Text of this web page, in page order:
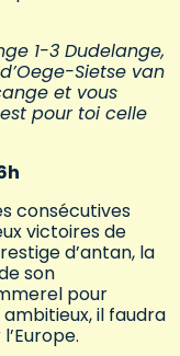
1-3 Dudelange,
Sietse van
et vous
pour toi celle
consécutives
victoires de
d’antan, la
son
pour
il faudra